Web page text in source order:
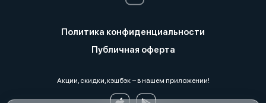
Политика конфиденциальности
Публичная оферта
Акции, скидки, кэшбэк − в нашем приложении!